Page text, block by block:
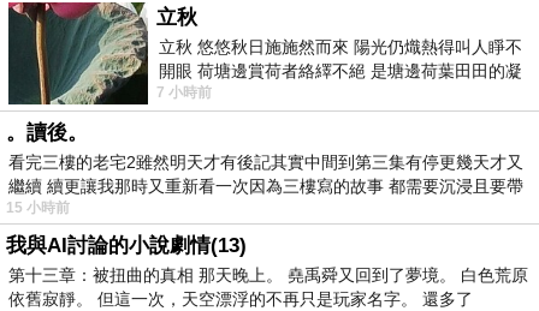
立秋
立秋 悠悠秋日施施然而來 陽光仍熾熱得叫人睜不
開眼 荷塘邊賞荷者絡繹不絕 是塘邊荷葉田田的凝
望 風中飄逸的是映日荷花別樣紅
7 小時前
。讀後。
看完三樓的老宅2雖然明天才有後記其實中間到第三集有停更幾天才又
繼續 續更讓我那時又重新看一次因為三樓寫的故事 都需要沉浸且要帶
有
15 小時前
我與AI討論的小說劇情(13)
第十三章：被扭曲的真相 那天晚上。 堯禹舜又回到了夢境。 白色荒原
依舊寂靜。 但這一次，天空漂浮的不再只是玩家名字。 還多了